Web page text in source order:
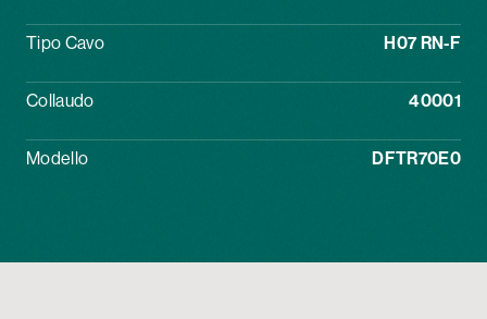
Tipo Cavo H07 RN-F
Collaudo 40001
Modello DFTR70E0